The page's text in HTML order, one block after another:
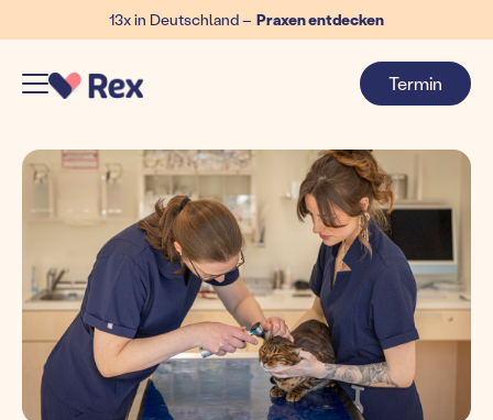
13x in Deutschland – Praxen entdecken
Termin